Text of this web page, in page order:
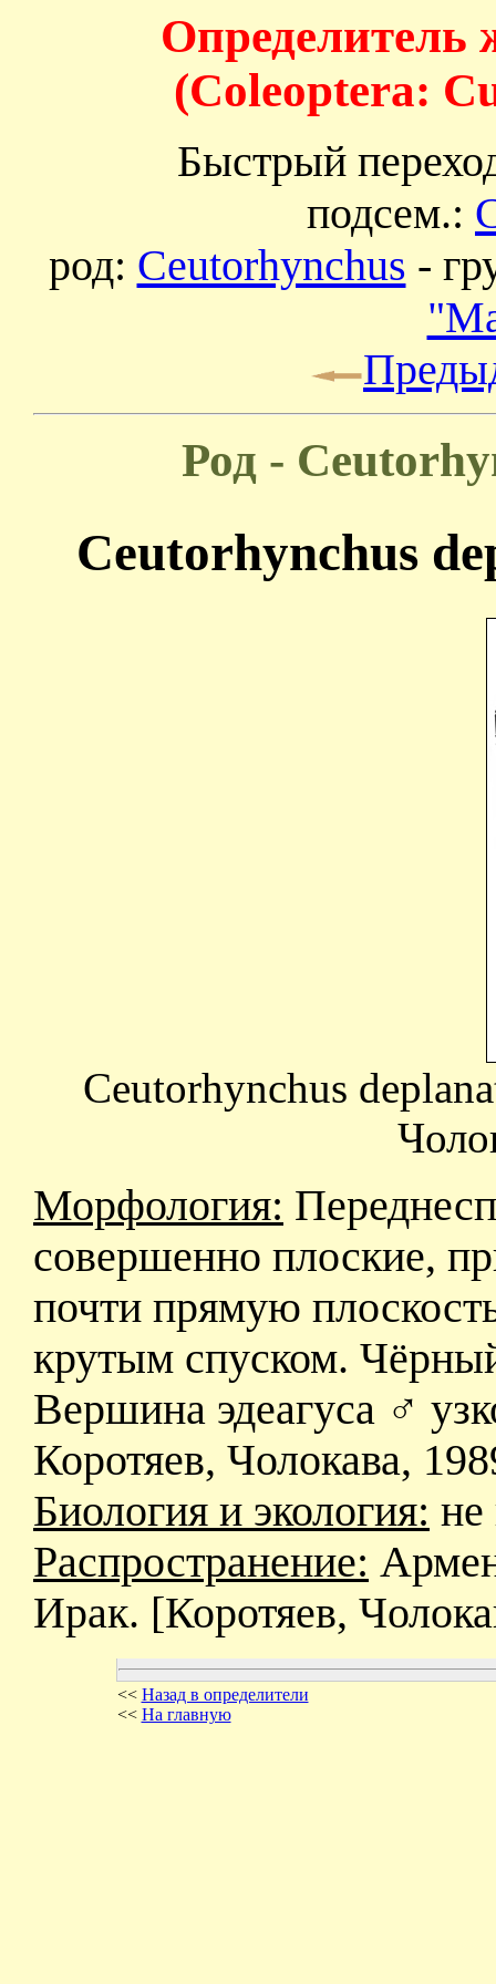
Определитель
(Coleoptera:
Быстрый
подсем.:
род: Ceutorhynchus -
Род -
Ceutorhynchus
Ceutorhynchus
Морфология:
совершенно плоские,
почти прямую
крутым спуском.
Вершина эдеагуса ♂
Коротяев, Чолокава,
Биология и экология: не
Распространение:
Ирак. [Коротяев,
<< Назад в определители
<< На главную